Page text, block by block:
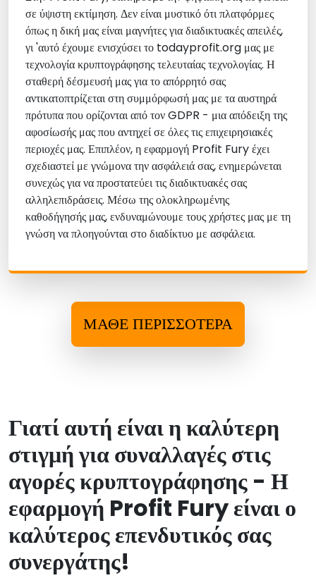
σε ύψιστη εκτίμηση. Δεν είναι μυστικό ότι πλατφόρμες
όπως η δική μας είναι μαγνήτες για διαδικτυακές απειλές,
γι 'αυτό έχουμε ενισχύσει το todayprofit.org μας με
τεχνολογία κρυπτογράφησης τελευταίας τεχνολογίας. Η
σταθερή δέσμευσή μας για το απόρρητό σας
αντικατοπτρίζεται στη συμμόρφωσή μας με τα αυστηρά
πρότυπα που ορίζονται από τον GDPR - μια απόδειξη της
αφοσίωσής μας που αντηχεί σε όλες τις επιχειρησιακές
περιοχές μας. Επιπλέον, η εφαρμογή Profit Fury έχει
σχεδιαστεί με γνώμονα την ασφάλειά σας, ενημερώνεται
συνεχώς για να προστατεύει τις διαδικτυακές σας
αλληλεπιδράσεις. Μέσω της ολοκληρωμένης
καθοδήγησής μας, ενδυναμώνουμε τους χρήστες μας με τη
γνώση να πλοηγούνται στο διαδίκτυο με ασφάλεια.
ΜΆΘΕ ΠΕΡΙΣΣΌΤΕΡΑ
Γιατί αυτή είναι η καλύτερη
στιγμή για συναλλαγές στις
αγορές κρυπτογράφησης - Η
εφαρμογή Profit Fury είναι ο
καλύτερος επενδυτικός σας
συνεργάτης!